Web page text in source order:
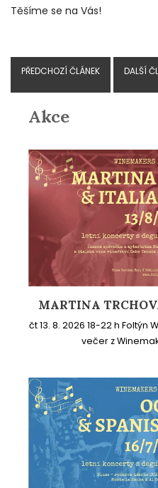
Těšíme se na Vás!
PŘEDCHOZÍ ČLÁNEK DALŠÍ
Akce
MARTINA
čt 13. 8. 2026 18-22 h Foltýn
večer z